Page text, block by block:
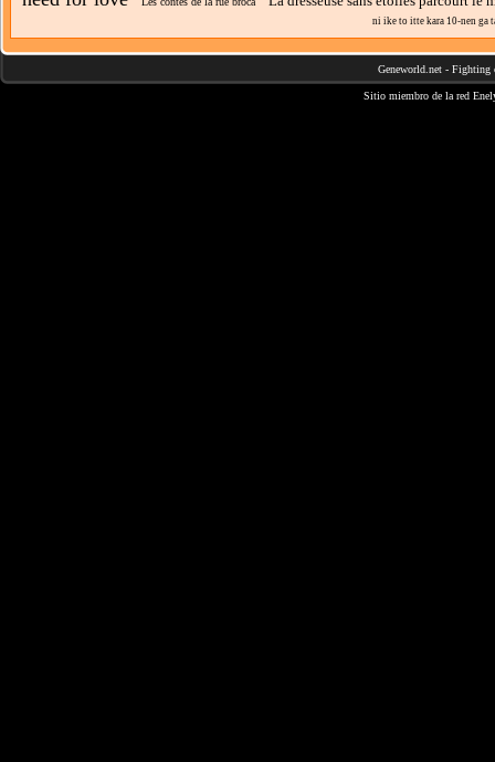
ni ike to itte kara 10-nen ga
Geneworld.net - Fighting
Sitio miembro de la red